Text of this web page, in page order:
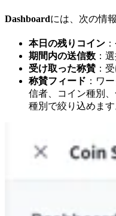
Dashboardには、次の情
本日の残りコイン
期間内の送信数 ：
受け取った称賛 ：
称賛フィード ：ワ
信者、コイン種別
種別で絞り込めます